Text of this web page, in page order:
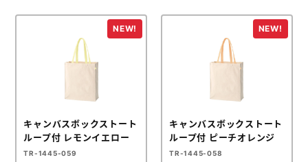
キャンバスボックストート
ループ付 レモンイエロー
TR-1445-059
キャンバスボックストート
ループ付 ピーチオレンジ
TR-1445-058